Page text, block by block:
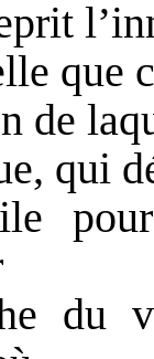
que
de
qui
du